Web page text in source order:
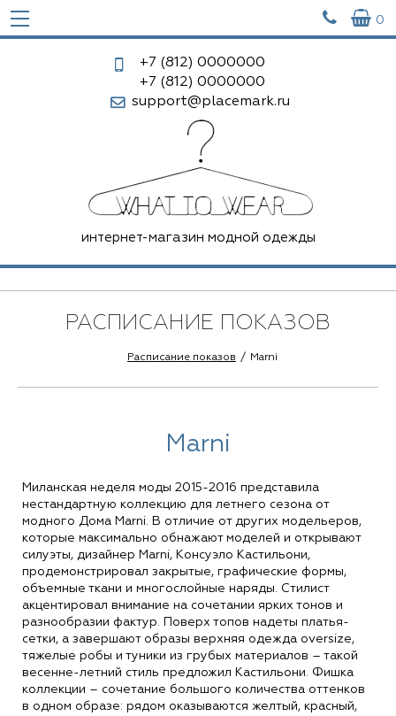
  0
+7 (812) 0000000
+7 (812) 0000000
support@placemark.ru
интернет-магазин модной одежды
РАСПИСАНИЕ ПОКАЗОВ
Расписание показов Marni
Marni
Миланская неделя моды 2015-2016 представила
нестандартную коллекцию для летнего сезона от
модного Дома Marni. В отличие от других модельеров,
которые максимально обнажают моделей и открывают
силуэты, дизайнер Marni, Консуэло Кастильони,
продемонстрировал закрытые, графические формы,
объемные ткани и многослойные наряды. Стилист
акцентировал внимание на сочетании ярких тонов и
разнообразии фактур. Поверх топов надеты платья-
сетки, а завершают образы верхняя одежда oversize,
тяжелые робы и туники из грубых материалов – такой
весенне-летний стиль предложил Кастильони. Фишка
коллекции – сочетание большого количества оттенков
в одном образе: рядом оказываются желтый, красный,